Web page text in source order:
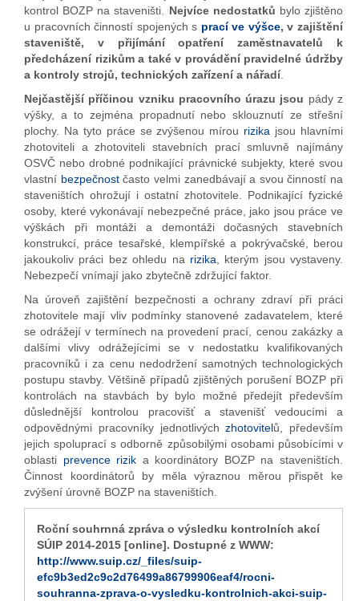
kontrol BOZP na staveništi.
Nejvíce nedostatků bylo zjištěno
u pracovních činností spojených s prací ve výšce, v zajištění
staveniště, v přijímání opatření zaměstnavatelů k
předcházení rizikům a také v provádění pravidelné údržby
a kontroly strojů, technických zařízení a nářadí.
Nejčastější příčinou vzniku pracovního úrazu jsou pády z
výšky, a to zejména propadnutí nebo sklouznutí ze střešní
plochy. Na tyto práce se zvýšenou mírou rizika jsou hlavními
zhotoviteli a zhotoviteli stavebních prací smluvně najímány
OSVČ nebo drobné podnikající právnické subjekty, které svou
vlastní bezpečnostčasto velmi zanedbávají a svou činností na
staveništích ohrožují i ostatní zhotovitele. Podnikající fyzické
osoby, které vykonávají nebezpečné práce, jako jsou práce ve
výškách při montáži a demontáži dočasných stavebních
konstrukcí, práce tesařské, klempířské a pokrývačské, berou
jakoukoliv práci bez ohledu na rizika , kterým jsou vystaveny.
Nebezpečí vnímají jako zbytečně zdržující faktor.
Na úroveň zajištění bezpečnosti a ochrany zdraví při práci
zhotovitele mají vliv podmínky stanovené zadavatelem, které
se odrážejí v termínech na provedení prací, cenou zakázky a
dalšími vlivy odrážejícími se v nedostatku kvalifikovaných
pracovníků i za cenu nedodržení samotných technologických
postupu stavby. Většině případů zjištěných porušení BOZP při
kontrolách na stavbách by bylo možné předejít především
důslednější kontrolou pracovišť a stavenišť vedoucími a
odpovědnými pracovníky jednotlivýchzhotovitelů, především
jejich spoluprací s odborně způsobilými osobami působícími v
oblasti prevence rizik a koordinátory BOZP na staveništích.
Činnost koordinátorů by měla výraznou měrou přispět ke
zvýšení úrovně BOZP na staveništích.
Roční souhrnná zpráva o výsledku kontrolních akcí
SÚIP 2014-2015 [online]. Dostupné z WWW:
http://www.suip.cz/_files/suip-
efc9b3ed2c9c2d76499a86799906eaf4/rocni-
souhranna-zprava-o-vysledku-kontrolnich-akci-suip-